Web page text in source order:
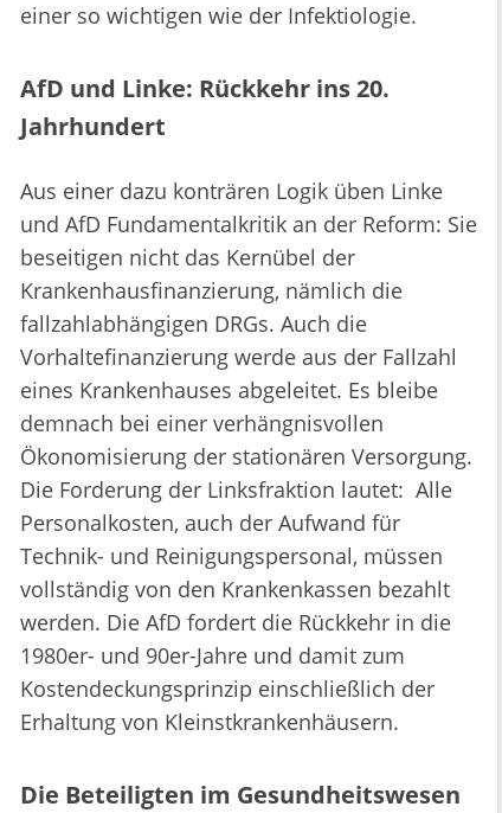
einer so wichtigen wie der Infektiologie.
AfD und Linke: Rückkehr ins 20.
Jahrhundert
Aus einer dazu konträren Logik üben Linke
und AfD Fundamentalkritik an der Reform: Sie
beseitigen nicht das Kernübel der
Krankenhausfinanzierung, nämlich die
fallzahlabhängigen DRGs. Auch die
Vorhaltefinanzierung werde aus der Fallzahl
eines Krankenhauses abgeleitet. Es bleibe
demnach bei einer verhängnisvollen
Ökonomisierung der stationären Versorgung.
Die Forderung der Linksfraktion lautet: Alle
Personalkosten, auch der Aufwand für
Technik- und Reinigungspersonal, müssen
vollständig von den Krankenkassen bezahlt
werden. Die AfD fordert die Rückkehr in die
1980er- und 90er-Jahre und damit zum
Kostendeckungsprinzip einschließlich der
Erhaltung von Kleinstkrankenhäusern.
Die Beteiligten im Gesundheitswesen